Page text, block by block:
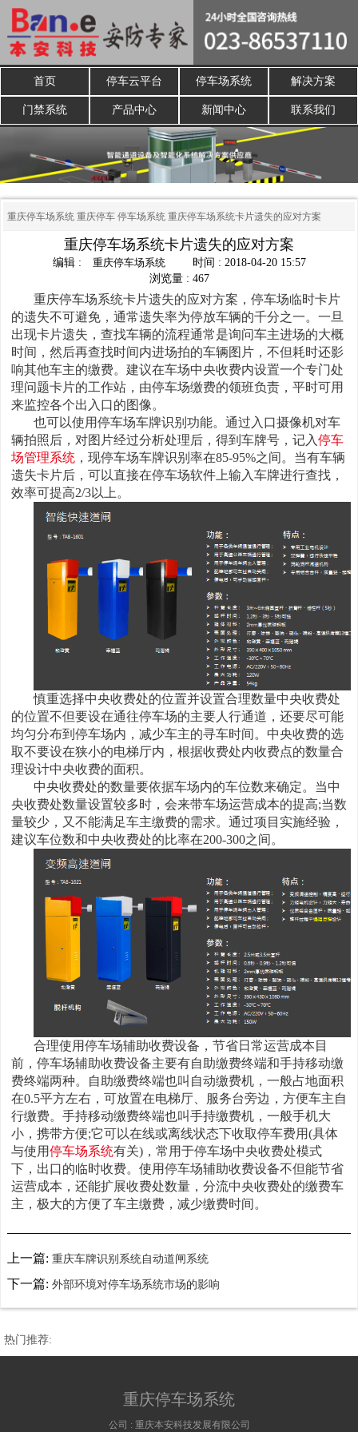
首页 停车云平台 停车场系统 解决方案
门禁系统 产品中心 新闻中心 联系我们
重庆停车场系统 重庆停车 停车场系统 重庆停车场系统卡片遗失的应对方案
重庆停车场系统卡片遗失的应对方案
编辑 : 重庆停车场系统
时间 : 2018-04-20 15:57
浏览量 : 467
重庆停车场系统卡片遗失的应对方案，停车场临时卡片
的遗失不可避免，通常遗失率为停放车辆的千分之一。一旦
出现卡片遗失，查找车辆的流程通常是询问车主进场的大概
时间，然后再查找时间内进场拍的车辆图片，不但耗时还影
响其他车主的缴费。建议在车场中央收费内设置一个专门处
理问题卡片的工作站，由停车场缴费的领班负责，平时可用
来监控各个出入口的图像。
也可以使用停车场车牌识别功能。通过入口摄像机对车
辆拍照后，对图片经过分析处理后，得到车牌号，记入停车
场管理系统 ，现停车场车牌识别率在85-95%之间。当有车辆
遗失卡片后，可以直接在停车场软件上输入车牌进行查找，
效率可提高2/3以上。
慎重选择中央收费处的位置并设置合理数量中央收费处
的位置不但要设在通往停车场的主要人行通道，还要尽可能
均匀分布到停车场内，减少车主的寻车时间。中央收费的选
取不要设在狭小的电梯厅内，根据收费处内收费点的数量合
理设计中央收费的面积。
中央收费处的数量要依据车场内的车位数来确定。当中
央收费处数量设置较多时，会来带车场运营成本的提高;当数
量较少，又不能满足车主缴费的需求。通过项目实施经验，
建议车位数和中央收费处的比率在200-300之间。
合理使用停车场辅助收费设备，节省日常运营成本目
前，停车场辅助收费设备主要有自助缴费终端和手持移动缴
费终端两种。自助缴费终端也叫自动缴费机，一般占地面积
在0.5平方左右，可放置在电梯厅、服务台旁边，方便车主自
行缴费。手持移动缴费终端也叫手持缴费机，一般手机大
小，携带方便;它可以在线或离线状态下收取停车费用(具体
与使用停车场系统有关)，常用于停车场中央收费处模式
下，出口的临时收费。使用停车场辅助收费设备不但能节省
运营成本，还能扩展收费处数量，分流中央收费处的缴费车
主，极大的方便了车主缴费，减少缴费时间。
上一篇: 重庆车牌识别系统自动道闸系统
下一篇: 外部环境对停车场系统市场的影响
热门推荐:
重庆停车场系统
公司 : 重庆本安科技发展有限公司